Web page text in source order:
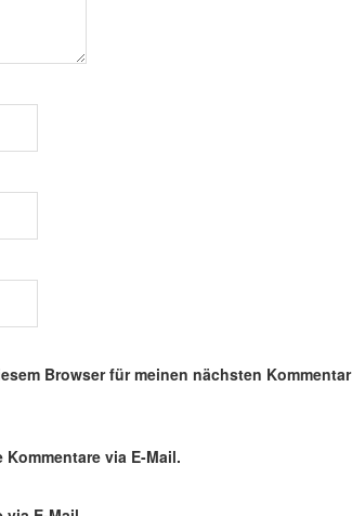
Browser für meinen nächsten Kommentar
via E-Mail.